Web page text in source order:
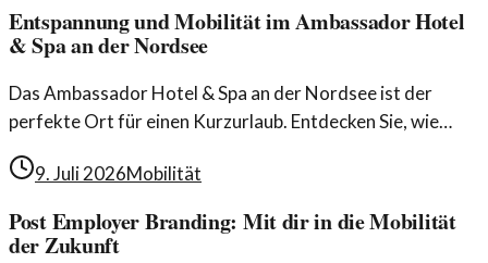
Entspannung und Mobilität im Ambassador Hotel
& Spa an der Nordsee
Das Ambassador Hotel & Spa an der Nordsee ist der
perfekte Ort für einen Kurzurlaub. Entdecken Sie, wie
Mobilität und Entspannung hier ideal kombiniert werden.
9. Juli 2026Mobilität
Post Employer Branding: Mit dir in die Mobilität
der Zukunft